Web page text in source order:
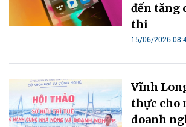
đến tăng
thi
15/06/2026
Vĩnh
thực cho
doanh